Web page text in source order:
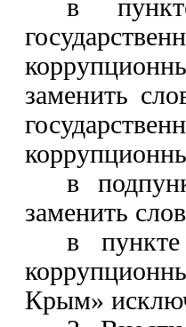
в
заменить
в
заменить
в
Крым»